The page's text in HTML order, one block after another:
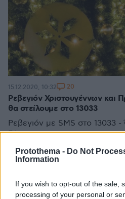
Protothema - Do Not
Information
If you wish to opt-out of the sale,
processing of your personal or
Ρεβεγιόν Χριστουγέννων και
θα στείλουμε στο 13033
Ρεβεγιόν με SMS στο 13033
ξέρετε
15.12.2020, 10:32 20